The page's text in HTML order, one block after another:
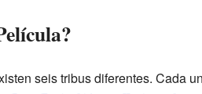
seis tribus diferentes. Cada